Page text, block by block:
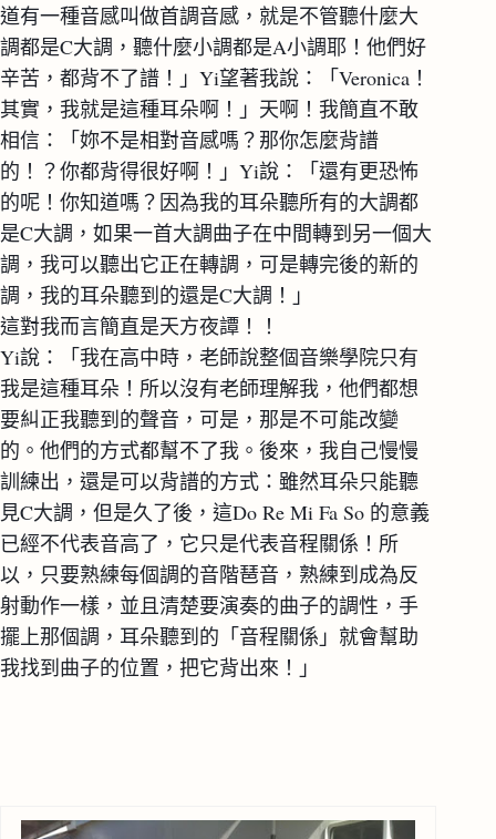
道有一種音感叫做首調音感，就是不管聽什麼大
調都是C大調，聽什麼小調都是A小調耶！他們好
辛苦，都背不了譜！」Yi望著我說：「Veronica！
其實，我就是這種耳朵啊！」天啊！我簡直不敢
相信：「妳不是相對音感嗎？那你怎麼背譜
的！？你都背得很好啊！」Yi說：「還有更恐怖
的呢！你知道嗎？因為我的耳朵聽所有的大調都
是C大調，如果一首大調曲子在中間轉到另一個大
調，我可以聽出它正在轉調，可是轉完後的新的
調，我的耳朵聽到的還是C大調！」
這對我而言簡直是天方夜譚！！
Yi說：「我在高中時，老師說整個音樂學院只有
我是這種耳朵！所以沒有老師理解我，他們都想
要糾正我聽到的聲音，可是，那是不可能改變
的。他們的方式都幫不了我。後來，我自己慢慢
訓練出，還是可以背譜的方式：雖然耳朵只能聽
見C大調，但是久了後，這Do Re Mi Fa So 的意義
已經不代表音高了，它只是代表音程關係！所
以，只要熟練每個調的音階琶音，熟練到成為反
射動作一樣，並且清楚要演奏的曲子的調性，手
擺上那個調，耳朵聽到的「音程關係」就會幫助
我找到曲子的位置，把它背出來！」